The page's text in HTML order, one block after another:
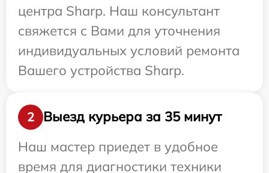
центра Sharp. Наш консультант
свяжется с Вами для уточнения
индивидуальных условий ремонта
Вашего устройства Sharp.
2
Выезд курьера за 35 минут
Наш мастер приедет в удобное
время для диагностики техники